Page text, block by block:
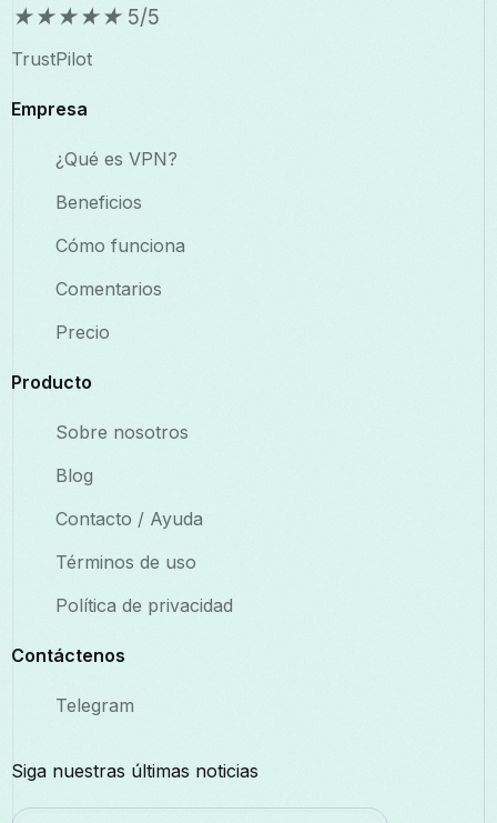
★★★★★ 5/5
TrustPilot
Empresa
¿Qué es VPN?
Beneficios
Cómo funciona
Comentarios
Precio
Producto
Sobre nosotros
Blog
Contacto / Ayuda
Términos de uso
Política de privacidad
Contáctenos
Telegram
Siga nuestras últimas noticias